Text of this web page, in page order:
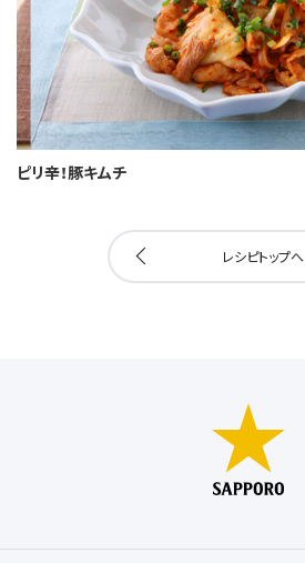
ピリ辛！豚キムチ
レシピトップへ